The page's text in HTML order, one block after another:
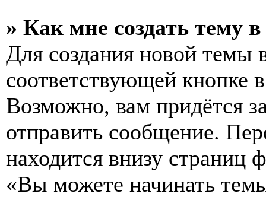
» Как мне создать тему
Для создания новой темы
соответствующей кнопке
Возможно, вам придётся
отправить сообщение.
находится внизу
«Вы можете начинать